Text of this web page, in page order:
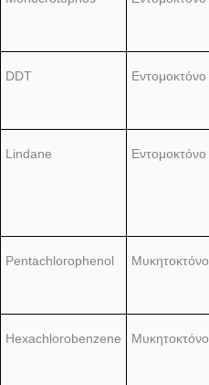
DDT Εντομοκτόνο
Lindane Εντομοκτόνο
Pentachlorophenol Μυκητοκτόνο
Hexachlorobenzene Μυκητοκτόνο